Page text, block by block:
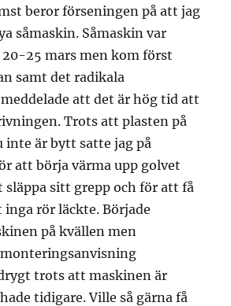
beror förseningen på att jag
såmaskin. Såmaskin var
25 mars men kom först
samt det radikala
att det är hög tid att
Trots att plasten på
inte är bytt satte jag på
att börja värma upp golvet
släppa sitt grepp och för att få
rör läckte. Började
på kvällen men
monteringsanvisning
trots att maskinen är
tidigare. Ville så gärna få